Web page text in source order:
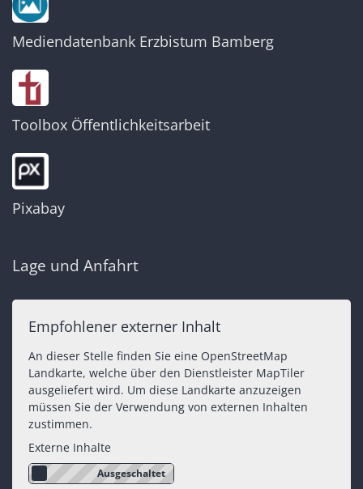
Mediendatenbank Erzbistum Bamberg
Toolbox Öffentlichkeitsarbeit
Pixabay
Lage und Anfahrt
Empfohlener externer Inhalt
An dieser Stelle finden Sie eine OpenStreetMap
Landkarte, welche über den Dienstleister MapTiler
ausgeliefert wird. Um diese Landkarte anzuzeigen
müssen Sie der Verwendung von externen Inhalten
zustimmen.
Externe Inhalte